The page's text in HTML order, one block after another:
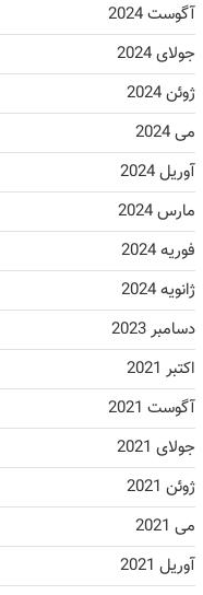
آگوست 2024
جولای 2024
ژوئن 2024
می 2024
آوریل 2024
مارس 2024
فوریه 2024
ژانویه 2024
دسامبر 2023
اکتبر 2021
آگوست 2021
جولای 2021
ژوئن 2021
می 2021
آوریل 2021